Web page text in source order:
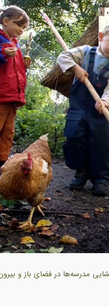
مدرسه‌ها در فضای باز و